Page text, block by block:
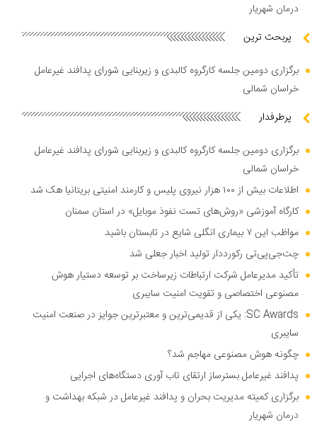
درمان شهریار
پربحث ترین
برگزاری دومین جلسه کارگروه کالبدی و زیربنایی شورای پدافند غیرعامل
خراسان شمالی
پرطرفدار
برگزاری دومین جلسه کارگروه کالبدی و زیربنایی شورای پدافند غیرعامل
خراسان شمالی
اطلاعات بیش از ۱۰۰ هزار نیروی پلیس و کارمند امنیتی بریتانیا هک شد
کارگاه آموزشی «روش‌های تست نفوذ موبایل» در استان سمنان
مواظب این ۷ بیماری انگلی شایع در تابستان باشید
چت‌جی‌پی‌تی رکورددار تولید اخبار جعلی شد
تأکید مدیرعامل شرکت ارتباطات زیرساخت بر توسعه دستیار هوش
مصنوعی اختصاصی و تقویت امنیت سایبری
SC Awards: یکی از قدیمی‌ترین و معتبرترین جوایز در صنعت امنیت
سایبری
چگونه هوش مصنوعی مهاجم شد؟
پدافند غیرعامل بسترساز ارتقای تاب آوری دستگاه‌های اجرایی
برگزاری کمیته مدیریت بحران و پدافند غیرعامل در شبکه بهداشت و
درمان شهریار